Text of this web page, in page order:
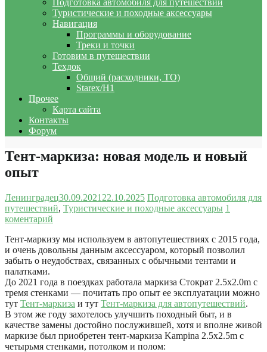
Туристические и походные аксессуары
Навигация
Программы и оборудование
Треки и точки
Готовим в путешествии
Техдок
Общий (расходники, ТО)
Starex/H1
Прочее
Карта сайта
Контакты
Форум
Тент-маркиза: новая модель и новый
опыт
Ленинградец30.09.2021 22.10.2025 Подготовка автомобиля для
путешествий, Туристические и походные аксессуары 1
коментарий
Тент-маркизу мы используем в автопутешествиях с 2015 года,
и очень довольны данным аксессуаром, который позволил
забыть о неудобствах, связанных с обычными тентами и
палатками.
До 2021 года в поездках работала маркиза Стократ 2.5х2.0m с
тремя стенками — почитать про опыт ее эксплуатации можно
тут Тент-маркиза и тут Тент-маркиза для автопутешествий.
В этом же году захотелось улучшить походный быт, и в
качестве замены достойно послужившей, хотя и вполне живой
маркизе был приобретен тент-маркиза Kampina 2.5х2.5m с
четырьмя стенками, потолком и полом: